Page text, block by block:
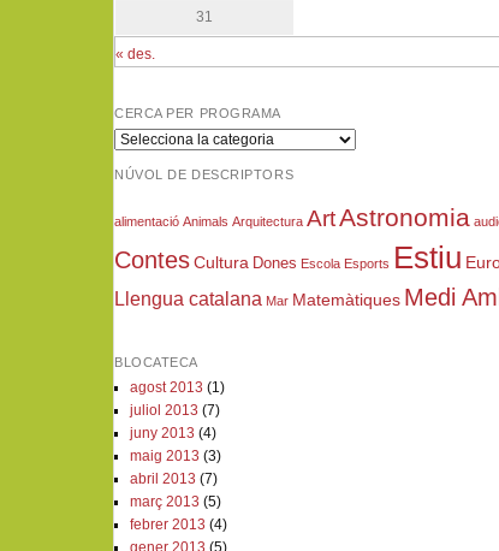
« des.
31
CERCA PER PROGRAMA
Cerca
per
NÚVOL DE DESCRIPTORS
alimentació Animals Arquitectura ArtAstronomia
ContesCultura Dones Escola Esports Estiu
Llengua catalana Mar Matemàtiques Medi
BLOCATECA
agost 2013 (1)
juliol 2013 (7)
juny 2013 (4)
maig 2013 (3)
abril 2013 (7)
març 2013 (5)
febrer 2013 (4)